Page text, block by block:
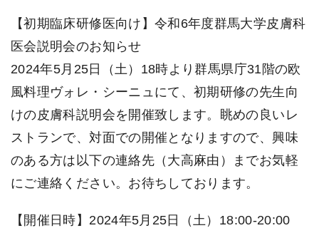
【初期臨床研修医向け】令和6年度群馬大学皮膚科
医会説明会のお知らせ
2024年5月25日（土）18時より群馬県庁31階の欧
風料理ヴォレ・シーニュにて、初期研修の先生向
けの皮膚科説明会を開催致します。眺めの良いレ
ストランで、対面での開催となりますので、興味
のある方は以下の連絡先（大高麻由）までお気軽
にご連絡ください。お待ちしております。
【開催日時】2024年5月25日（土）18:00-20:00